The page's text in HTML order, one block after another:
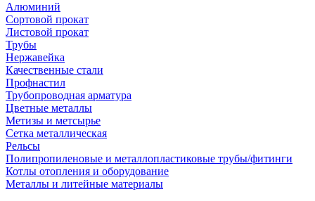
Алюминий
Сортовой прокат
Листовой прокат
Трубы
Нержавейка
Качественные стали
Профнастил
Трубопроводная арматура
Цветные металлы
Метизы и метсырье
Сетка металлическая
Рельсы
Полипропиленовые и металлопластиковые трубы/фитинги
Котлы отопления и оборудование
Металлы и литейные материалы